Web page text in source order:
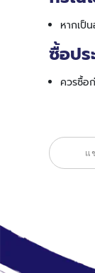
หากเป็
ซื้อปร
ควรซื้อ
แ